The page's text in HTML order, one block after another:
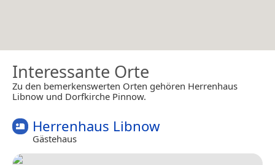
Interessante Orte
Zu den bemerkenswerten Orten gehören Herrenhaus
Libnow und Dorfkirche Pinnow.
Herrenhaus Libnow
Gästehaus